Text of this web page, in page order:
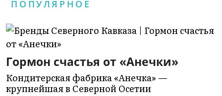
ПОПУЛЯРНОЕ
Гормон счастья от «Анечки»
Кондитерская фабрика «Анечка» —
крупнейшая в Северной Осетии